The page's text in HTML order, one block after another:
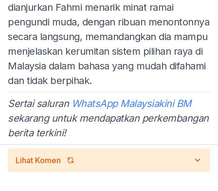
dianjurkan Fahmi menarik minat ramai
pengundi muda, dengan ribuan menontonnya
secara langsung, memandangkan dia mampu
menjelaskan kerumitan sistem pilihan raya di
Malaysia dalam bahasa yang mudah difahami
dan tidak berpihak.
Sertai saluran WhatsApp Malaysiakini BM
sekarang untuk mendapatkan perkembangan
berita terkini!
Lihat Komen